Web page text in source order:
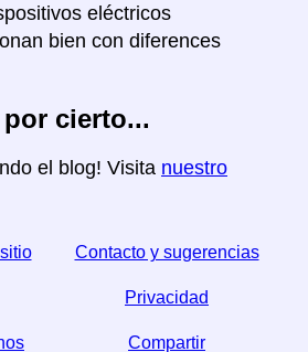
eléctricos
bien con diferences
cierto...
el blog! Visita nuestro
Contacto y sugerencias
Privacidad
Compartir